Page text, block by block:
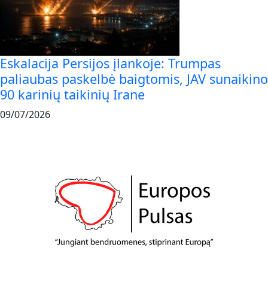
Eskalacija Persijos įlankoje: Trumpas
paliaubas paskelbė baigtomis, JAV sunaikino
90 karinių taikinių Irane
09/07/2026